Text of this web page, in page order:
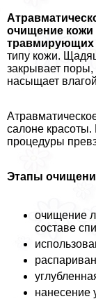
очищение кожи
травмирующих
типу кожи.
закрывает поры,
насыщает
салоне красоты.
процедуры
Этапы
очищение
составе
нанесение